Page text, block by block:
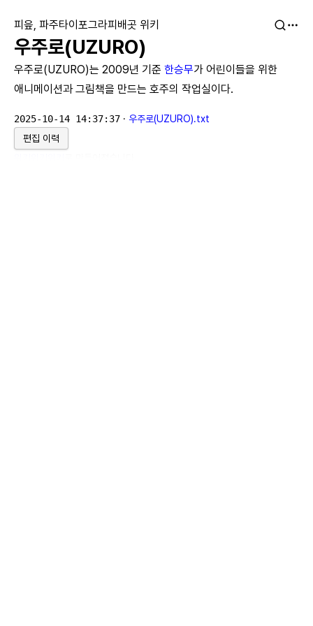
피읖, 파주타이포그라피배곳 위키
우주로(UZURO)
우주로(UZURO)는 2009년 기준 한승무가 어린이들을 위한
애니메이션과 그림책을 만드는 호주의 작업실이다.
2025-10-14 14:37:37 · 우주로(UZURO).txt
편집 이력